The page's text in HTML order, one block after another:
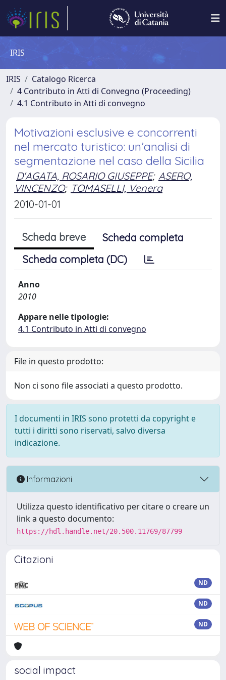
IRIS
IRIS
Catalogo Ricerca
4 Contributo in Atti di Convegno (Proceeding)
4.1 Contributo in Atti di convegno
Motivazioni esclusive e concorrenti
nel mercato turistico: un’analisi di
segmentazione nel caso della Sicilia
D'AGATA, ROSARIO GIUSEPPE; ASERO,
VINCENZO; TOMASELLI, Venera
2010-01-01
Scheda breve
Scheda completa
Scheda completa (DC)
Anno
2010
Appare nelle tipologie:
4.1 Contributo in Atti di convegno
File in questo prodotto:
Non ci sono file associati a questo prodotto.
I documenti in IRIS sono protetti da copyright e
tutti i diritti sono riservati, salvo diversa
indicazione.
Informazioni
Utilizza questo identificativo per citare o creare un
link a questo documento:
https://hdl.handle.net/20.500.11769/87799
Citazioni
ND
ND
ND
social impact